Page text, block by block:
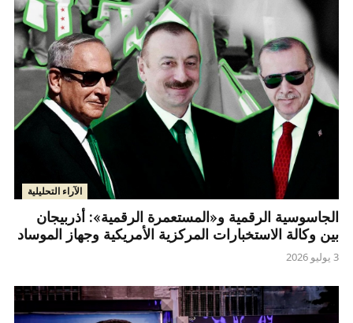
الآراء التحليلية
الجاسوسية الرقمية و«المستعمرة الرقمية»: أذربيجان
بين وكالة الاستخبارات المركزية الأمريكية وجهاز الموساد
3 يوليو 2026